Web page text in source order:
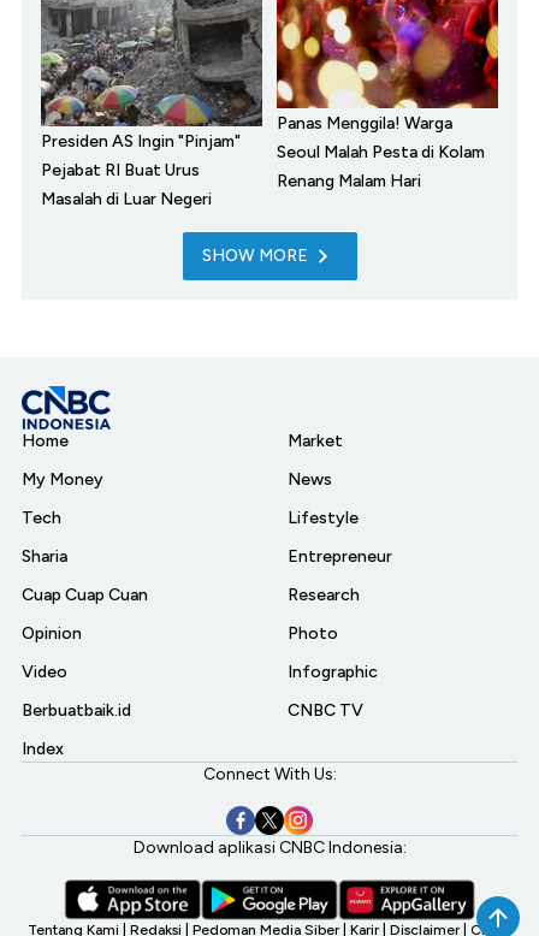
Presiden AS Ingin "Pinjam"
Pejabat RI Buat Urus
Masalah di Luar Negeri
Panas Menggila! Warga
Seoul Malah Pesta di Kolam
Renang Malam Hari
SHOW MORE
Home
My Money
Tech
Sharia
Cuap Cuap Cuan
Opinion
Video
Berbuatbaik.id
Index
Market
News
Lifestyle
Entrepreneur
Research
Photo
Infographic
CNBC TV
Connect With Us:
Download aplikasi CNBC Indonesia:
Tentang Kami Redaksi Pedoman Media Siber Karir Disclaimer CNBC